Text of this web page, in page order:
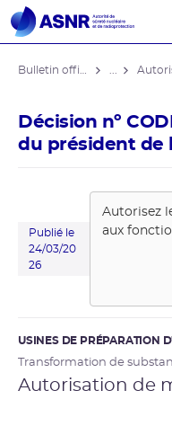
Décision nº
du président de
Publié le
24/03/20
26
Autorisez
aux
USINES DE PRÉPARATION
Transformation de
Autorisation de